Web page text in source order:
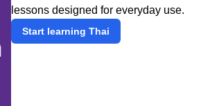
lessons designed for everyday use.
Start learning Thai